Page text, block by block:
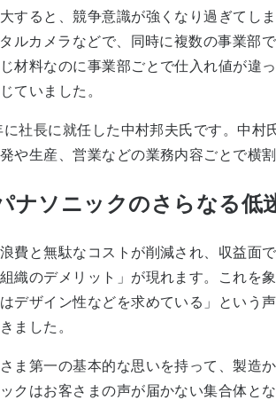
すると、競争意識が強くなり過ぎてし
ルカメラなどで、同時に複数の事業部
材料なのに事業部ごとで仕入れ値が違
ていました。
社長に就任した中村邦夫氏です。中村
や生産、営業などの業務内容ごとで横
ナソニックのさらなる低
費と無駄なコストが削減され、収益面
織のデメリット」が現れます。これを
デザイン性などを求めている」という
ました。
ま第一の基本的な思いを持って、製造
クはお客さまの声が届かない集合体と